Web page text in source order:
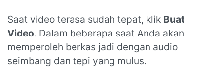
Saat video terasa sudah tepat, klik Buat
Video. Dalam beberapa saat Anda akan
memperoleh berkas jadi dengan audio
seimbang dan tepi yang mulus.